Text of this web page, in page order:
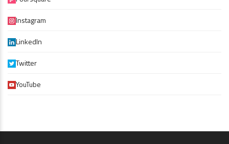
Instagram
LinkedIn
Twitter
YouTube